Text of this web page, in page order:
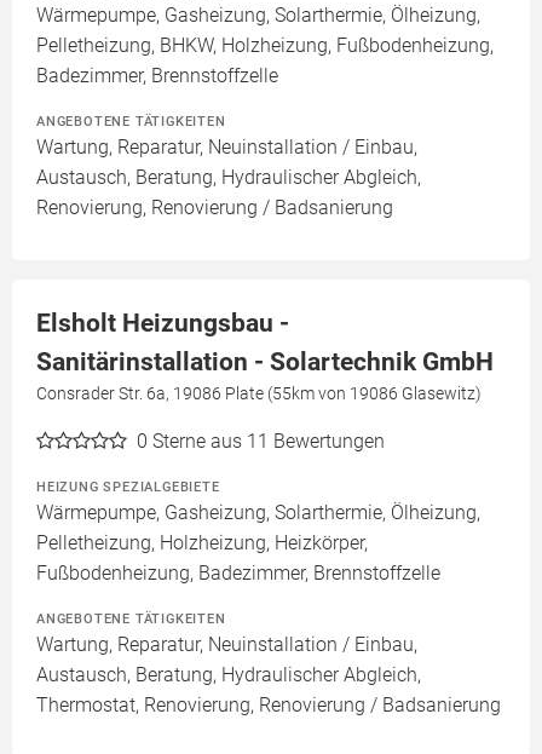
Wärmepumpe, Gasheizung, Solarthermie, Ölheizung,
Pelletheizung, BHKW, Holzheizung, Fußbodenheizung,
Badezimmer, Brennstoffzelle
ANGEBOTENE TÄTIGKEITEN
Wartung, Reparatur, Neuinstallation / Einbau,
Austausch, Beratung, Hydraulischer Abgleich,
Renovierung, Renovierung / Badsanierung
Elsholt Heizungsbau -
Sanitärinstallation - Solartechnik GmbH
Consrader Str. 6a, 19086 Plate (55km von 19086 Glasewitz)
0 Sterne aus 11 Bewertungen
HEIZUNG SPEZIALGEBIETE
Wärmepumpe, Gasheizung, Solarthermie, Ölheizung,
Pelletheizung, Holzheizung, Heizkörper,
Fußbodenheizung, Badezimmer, Brennstoffzelle
ANGEBOTENE TÄTIGKEITEN
Wartung, Reparatur, Neuinstallation / Einbau,
Austausch, Beratung, Hydraulischer Abgleich,
Thermostat, Renovierung, Renovierung / Badsanierung